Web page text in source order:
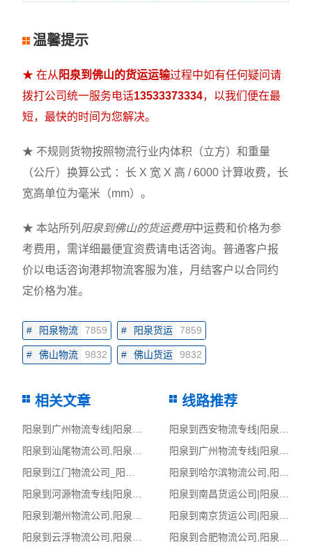
温馨提示
★ 在从 阳泉到佛山的货运运输过程中如有任何疑问请
拨打公司统一服务电话13533373334，以我们便在最
短，最快的时间为您解决。
★ 不规则货物按照物流行业内体积（立方）和重量
（公斤）换算公式 ：长 X 宽 X 高 / 6000 计算收费，长
宽高单位为毫米（mm）。
★ 本站所列 阳泉到佛山的货运费用中运费和价格为参
考费用，需详细最便宜资费请电话咨询。普通客户报
价以电话咨询港邦物流客服为准，月结客户以合同约
定价格为准。
# 阳泉物流 7859 # 阳泉货运 7859
# 佛山物流 9832 # 佛山货运 9832
相关文章 线路推荐